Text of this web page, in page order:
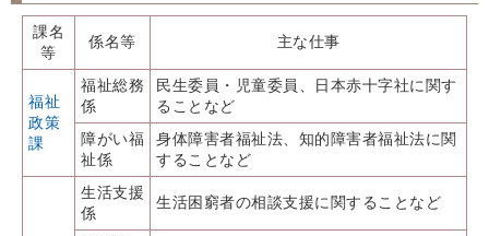
課名
等
係名等 主な仕事
福祉
政策
課
福祉総務
係
民生委員・児童委員、日本赤十字社に関す
ることなど
障がい福
祉係
身体障害者福祉法、知的障害者福祉法に関
することなど
生活支援
係
生活困窮者の相談支援に関することなど